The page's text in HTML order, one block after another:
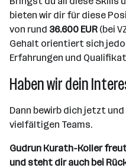
bieten wir dir für diese
von rund 36.600 EUR (bei
Gehalt orientiert sich
Erfahrungen und
Haben wir dein
Dann bewirb dich jetzt
vielfältigen Teams.
Gudrun Kurath-Koller
und steht dir auch bei